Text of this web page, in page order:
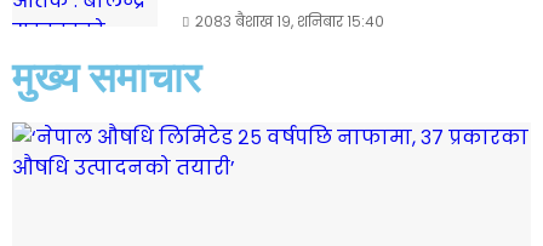
२०८३ बैशाख १९, शनिबार १५:४०
मुख्य समाचार